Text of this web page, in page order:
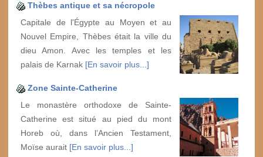
Thèbes antique et sa nécropole
Capitale de l'Égypte au Moyen et au
Nouvel Empire, Thèbes était la ville du
dieu Amon. Avec les temples et les
palais de Karnak [En savoir plus...]
Zone Sainte-Catherine
Le monastère orthodoxe de Sainte-
Catherine est situé au pied du mont
Horeb où, dans l’Ancien Testament,
Moïse aurait [En savoir plus...]